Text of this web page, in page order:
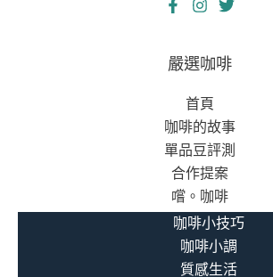
嚴選咖啡
首頁
咖啡的故事
單品豆評測
合作提案
嚐。咖啡
咖啡小技巧
咖啡小調
質感生活